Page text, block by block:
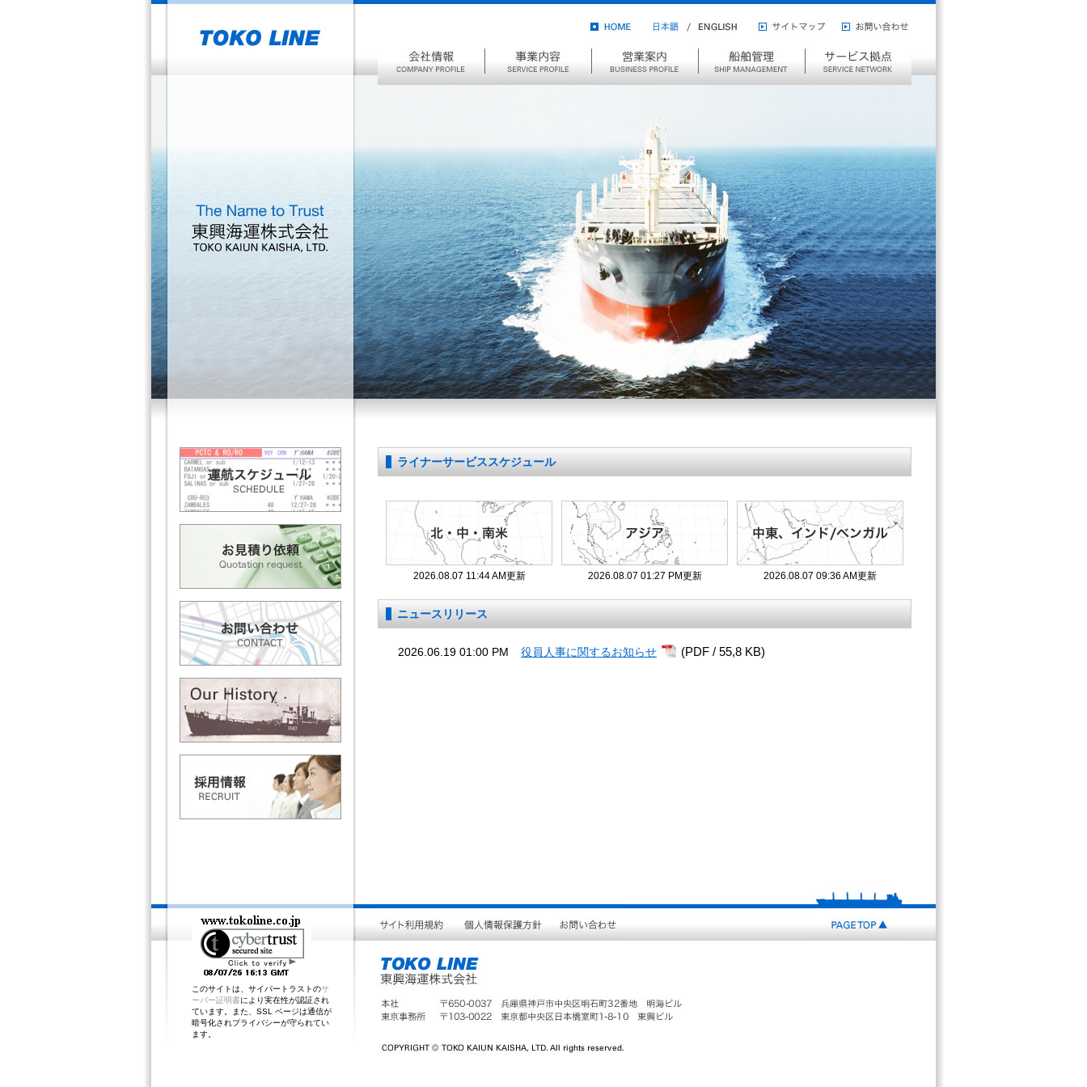
HOME
語
ENGLISH
サ
ト
マ
ッ
お
い
合
わ
報
案
内
案
内
管
理
ビ
ス
ライナーサービススケジュール
2026.08.07 11:44 AM更新 2026.08.07 01:27 PM更新 2026.08.07 09:36 AM更新
ニュースリリース
2026.06.19 01:00 PM 役員人事に関するお知らせ (PDF / 55,8 KB)
PAGE
TOP
サ
イ
ト
利
用
規
約
個
人
情
報
保
護
方
針
お
い
このサイトは、サイバートラストのサ
ーバー証明書により実在性が認証され
ています。また、SSL ページは通信が
暗号化されプライバシーが守られてい
ます。